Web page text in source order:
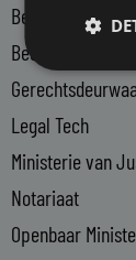
i
n
Bedrijfsjuristen
Bedrijfsvoering
Legal Tech
Ministerie van
Notariaat
Openbaar